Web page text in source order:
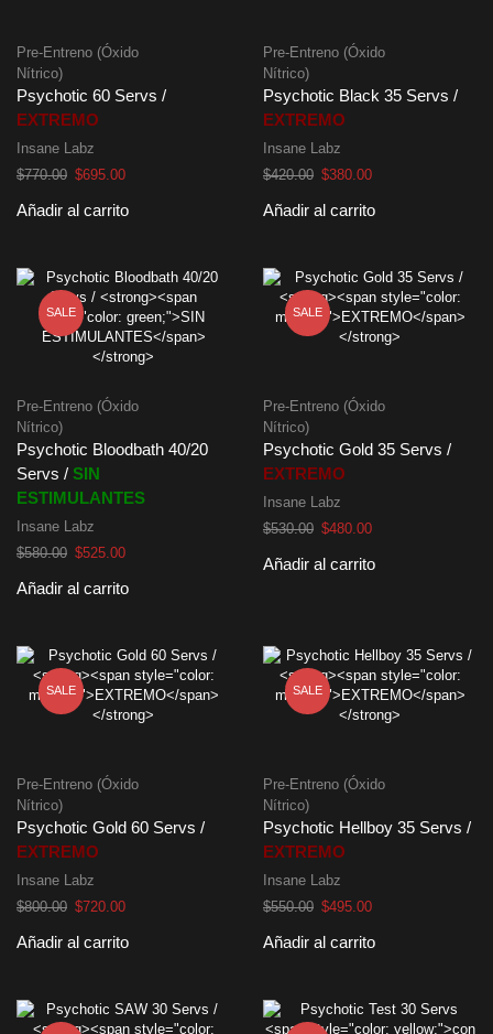
Pre-Entreno (Óxido
Nítrico)
Psychotic 60 Servs /
EXTREMO
Insane Labz
$770.00 El
original
$695.00El
actual
Añadir al carrito
Pre-Entreno (Óxido
Nítrico)
Psychotic Black 35 Servs /
EXTREMO
Insane Labz
$420.00 El
original
$380.00El
actual
Añadir al carrito
SALE
Pre-Entreno (Óxido
Nítrico)
Psychotic Bloodbath 40/20
Servs / SIN
ESTIMULANTES
Insane Labz
$580.00 El
original
$525.00El
actual
Añadir al carrito
SALE
Pre-Entreno (Óxido
Nítrico)
Psychotic Gold 35 Servs /
EXTREMO
Insane Labz
$530.00 El
original
$480.00El
actual
Añadir al carrito
SALE
Pre-Entreno (Óxido
Nítrico)
Psychotic Gold 60 Servs /
EXTREMO
Insane Labz
$800.00 El
original
$720.00El
actual
Añadir al carrito
SALE
Pre-Entreno (Óxido
Nítrico)
Psychotic Hellboy 35 Servs /
EXTREMO
Insane Labz
$550.00 El
original
$495.00El
actual
Añadir al carrito